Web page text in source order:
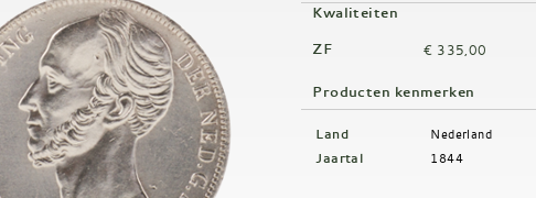
Kwaliteiten
ZF
€ 335,00
Producten kenmerken
Land Nederland
Jaartal 1844